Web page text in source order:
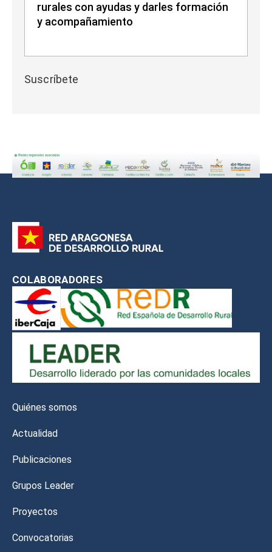
rurales con ayudas y darles formación
y acompañamiento
Suscríbete
COLABORADORES
Quiénes somos
Actualidad
Publicaciones
Grupos Leader
Proyectos
Convocatorias